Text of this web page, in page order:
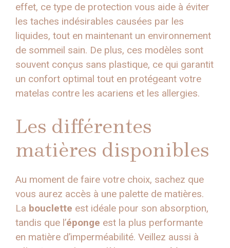
effet, ce type de protection vous aide à éviter
les taches indésirables causées par les
liquides, tout en maintenant un environnement
de sommeil sain. De plus, ces modèles sont
souvent conçus sans plastique, ce qui garantit
un confort optimal tout en protégeant votre
matelas contre les acariens et les allergies.
Les différentes
matières disponibles
Au moment de faire votre choix, sachez que
vous aurez accès à une palette de matières.
La bouclette est idéale pour son absorption,
tandis que l’éponge est la plus performante
en matière d’imperméabilité. Veillez aussi à